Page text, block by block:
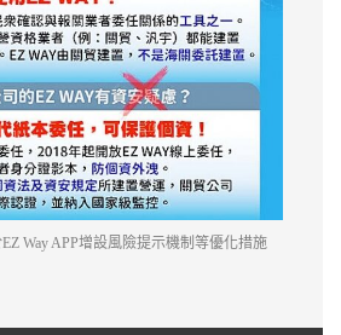
Way APP增設風險提示機制等優化措施